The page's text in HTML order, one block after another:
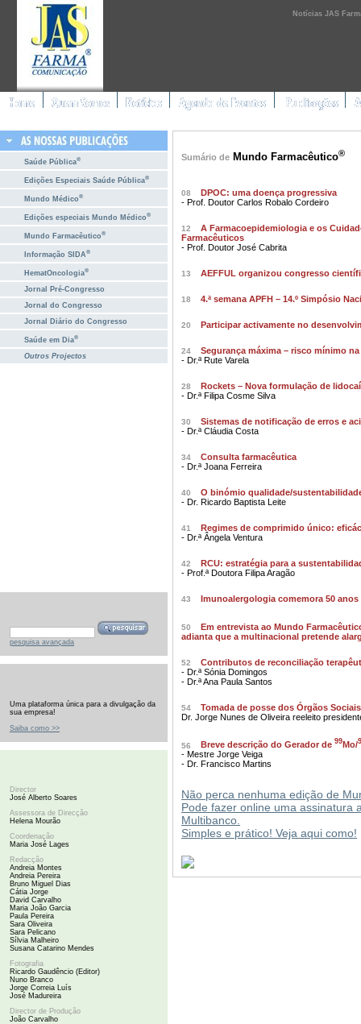
Notícias JAS
Saúde Pública®
Edições Especiais Saúde Pública®
Mundo Médico®
Edições especiais Mundo Médico®
Mundo Farmacêutico®
Informação SIDA®
HematOncologia®
Jornal Pré-Congresso
Jornal do Congresso
Jornal Diário do Congresso
Saúde em Dia®
Outros Projectos
pesquisa avançada
Uma plataforma única para a divulgação da
sua empresa!
Saiba como >>
Director
José Alberto Soares
Assessora de Direcção
Helena Mourão
Coordenação
Maria José Lages
Redacção
Andreia Montes
Andreia Pereira
Bruno Miguel Dias
Cátia Jorge
David Carvalho
Maria João Garcia
Paula Pereira
Sara Oliveira
Sara Pelicano
Sílvia Malheiro
Susana Catarino Mendes
Fotografia
Ricardo Gaudêncio (Editor)
Nuno Branco
Jorge Correia Luís
José Madureira
Director de Produção
João Carvalho
Sumário de Mundo Farmacêutico®
08
DPOC: uma doença progressiva
- Prof. Doutor Carlos Robalo Cordeiro
12
A Farmacoepidemiologia e os
Farmacêuticos
- Prof. Doutor José Cabrita
13 AEFFUL organizou congresso
18 4.ª semana APFH – 14.º Simpósio
20 Participar activamente no
24
Segurança máxima – risco mínimo
- Dr.ª Rute Varela
28
Rockets – Nova formulação de
- Dr.ª Filipa Cosme Silva
30
Sistemas de notificação de erros e
- Dr.ª Cláudia Costa
34
Consulta farmacêutica
- Dr.ª Joana Ferreira
40
O binómio qualidade/
- Dr. Ricardo Baptista Leite
41
Regimes de comprimido único:
- Dr.ª Ângela Ventura
42
RCU: estratégia para a
- Prof.ª Doutora Filipa Aragão
43 Imunoalergologia comemora 50 anos
50
Em entrevista ao Mundo
adianta que a multinacional pretende
52
Contributos de reconciliação
- Dr.ª Sónia Domingos
- Dr.ª Ana Paula Santos
54
Tomada de posse dos Órgãos
Dr. Jorge Nunes de Oliveira reeleito
56 Breve descrição do Gerador de 99 Mo/
- Mestre Jorge Veiga
- Dr. Francisco Martins
Não perca nenhuma edição de
Pode fazer online uma assinatura
Multibanco.
Simples e prático! Veja aqui como!